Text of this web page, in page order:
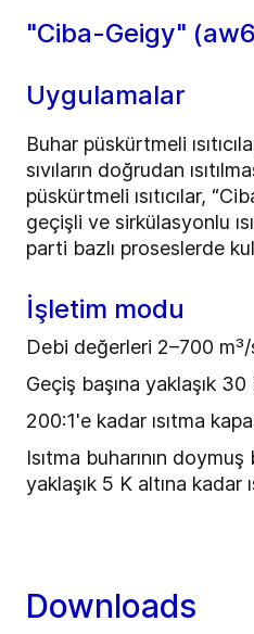
"Ciba-Geigy"
Uygulamalar
Buhar püskürtmeli
sıvıların doğrudan
püskürtmeli ısıtıcılar,
geçişli ve sirkülasyonlu
parti bazlı proseslerde
İşletim modu
Debi değerleri 2–700 m³/
Geçiş başına yaklaşık 30
200:1'e kadar ısıtma
Isıtma buharının doymuş
yaklaşık 5 K altına kadar
Downloads